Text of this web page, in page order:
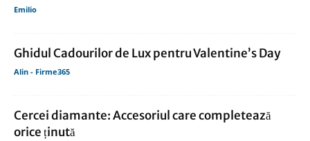
Emilio
Ghidul Cadourilor de Lux pentru Valentine’s Day
Alin - Firme365
Cercei diamante: Accesoriul care completează
orice ținută